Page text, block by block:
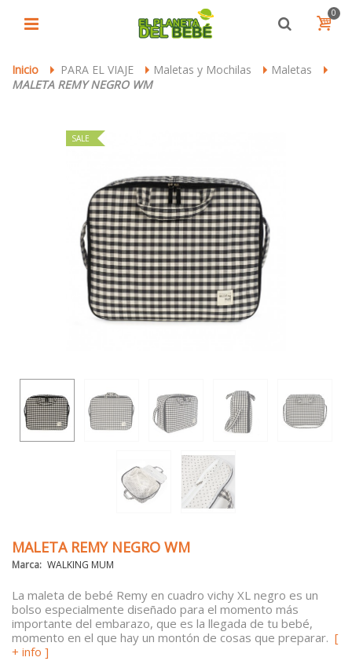
0
Inicio > PARA EL VIAJE > Maletas y Mochilas > Maletas >
MALETA REMY NEGRO WM
SALE
MALETA REMY NEGRO WM
Marca: WALKING MUM
La maleta de bebé Remy en cuadro vichy XL negro es un
bolso especialmente diseñado para el momento más
importante del embarazo, que es la llegada de tu bebé,
momento en el que hay un montón de cosas que preparar. [
+ info ]